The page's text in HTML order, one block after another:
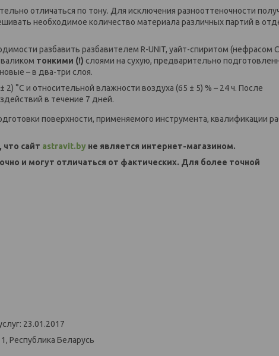
отличаться по тону. Для исключения разнооттеночности
необходимое количество материала различных партий в
разбавить разбавителем R-UNIT, уайт-спиритом (нефрасом
тонкими (!) слоями на сухую, предварительно
– в два-три слоя.
°С и относительной влажности воздуха (65 ± 5) % – 24 ч. После
в течение 7 дней.
поверхности, применяемого инструмента, квалификации
сайт astravit.by не является интернет-магазином.
и могут отличаться от фактических. Для более точной
23.01.2017
Республика Беларусь